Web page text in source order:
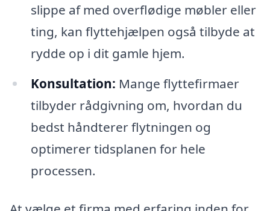
slippe af med overflødige møbler eller
ting, kan flyttehjælpen også tilbyde at
rydde op i dit gamle hjem.
Konsultation: Mange flyttefirmaer
tilbyder rådgivning om, hvordan du
bedst håndterer flytningen og
optimerer tidsplanen for hele
processen.